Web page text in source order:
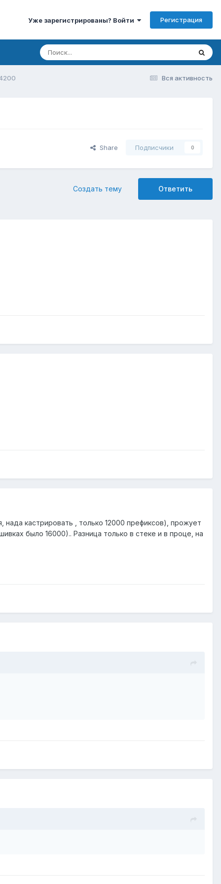
Уже зарегистрированы? Войти Регистрация
Вся активность
Share Подписчики 0
Ответить
Создать тему
кастрировать , только 12000 префиксов), прожует
было 16000).. Разница только в стеке и в проце, на